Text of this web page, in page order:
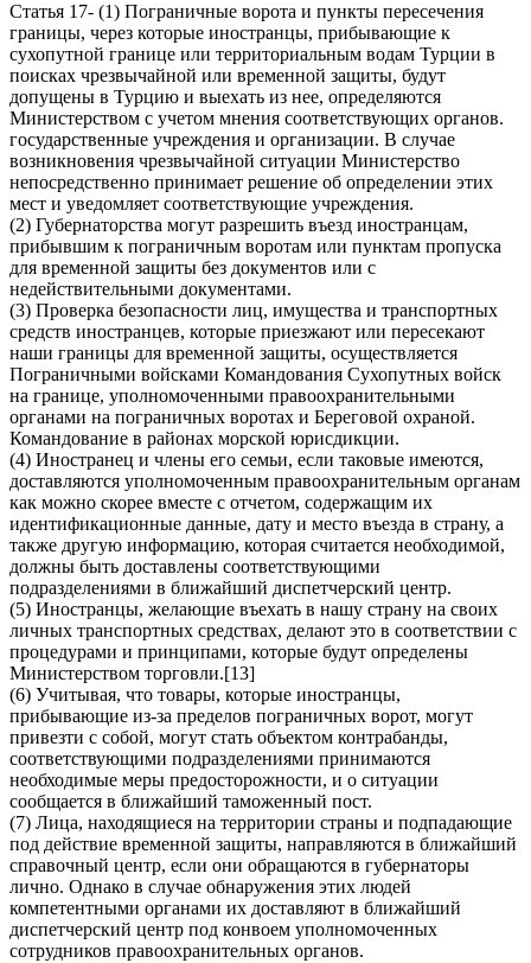
Статья 17- (1) Пограничные ворота и пункты пересечения
границы, через которые иностранцы, прибывающие к
сухопутной границе или территориальным водам Турции в
поисках чрезвычайной или временной защиты, будут
допущены в Турцию и выехать из нее, определяются
Министерством с учетом мнения соответствующих органов.
государственные учреждения и организации. В случае
возникновения чрезвычайной ситуации Министерство
непосредственно принимает решение об определении этих
мест и уведомляет соответствующие учреждения.
(2) Губернаторства могут разрешить въезд иностранцам,
прибывшим к пограничным воротам или пунктам пропуска
для временной защиты без документов или с
недействительными документами.
(3) Проверка безопасности лиц, имущества и транспортных
средств иностранцев, которые приезжают или пересекают
наши границы для временной защиты, осуществляется
Пограничными войсками Командования Сухопутных войск
на границе, уполномоченными правоохранительными
органами на пограничных воротах и ​​Береговой охраной.
Командование в районах морской юрисдикции.
(4) Иностранец и члены его семьи, если таковые имеются,
доставляются уполномоченным правоохранительным органам
как можно скорее вместе с отчетом, содержащим их
идентификационные данные, дату и место въезда в страну, а
также другую информацию, которая считается необходимой,
должны быть доставлены соответствующими
подразделениями в ближайший диспетчерский центр.
(5) Иностранцы, желающие въехать в нашу страну на своих
личных транспортных средствах, делают это в соответствии с
процедурами и принципами, которые будут определены
Министерством торговли.[13]
(6) Учитывая, что товары, которые иностранцы,
прибывающие из-за пределов пограничных ворот, могут
привезти с собой, могут стать объектом контрабанды,
соответствующими подразделениями принимаются
необходимые меры предосторожности, и о ситуации
сообщается в ближайший таможенный пост.
(7) Лица, находящиеся на территории страны и подпадающие
под действие временной защиты, направляются в ближайший
справочный центр, если они обращаются в губернаторы
лично. Однако в случае обнаружения этих людей
компетентными органами их доставляют в ближайший
диспетчерский центр под конвоем уполномоченных
сотрудников правоохранительных органов.